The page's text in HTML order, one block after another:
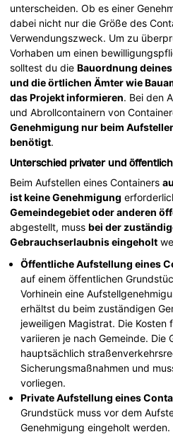
unterscheiden. Ob es einer
dabei nicht nur die Größe des
Verwendungszweck. Um zu
Vorhaben um einen
solltest du dieBauordnung
und die örtlichen Ämter wie
das Projekt informieren. Bei den
und Abrollcontainern von
Genehmigung nur beim
benötigt.
Unterschied privater und
Beim Aufstellen eines Containers
ist keine Genehmigung
Gemeindegebiet oder anderen
abgestellt, mussbei der
Gebrauchserlaubnis eingeholt
Öffentliche Aufstellung eines
auf einem öffentlichen
Vorhinein eine
erhältst du beim zuständigen
jeweiligen Magistrat. Die Kosten
variieren je nach Gemeinde. Die
hauptsächlich
Sicherungsmaßnahmen und
vorliegen.
Private Aufstellung eines
Grundstück muss vor dem
Genehmigung eingeholt werden.